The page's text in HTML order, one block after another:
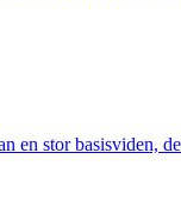
en stor